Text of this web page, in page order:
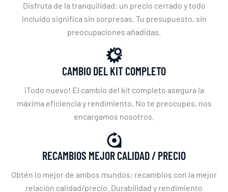
Disfruta de la tranquilidad: un precio cerrado y todo
incluido significa sin sorpresas. Tu presupuesto, sin
preocupaciones añadidas.
CAMBIO DEL KIT COMPLETO
¡Todo nuevo! El cambio del kit completo asegura la
máxima eficiencia y rendimiento. No te preocupes, nos
encargamos nosotros.
RECAMBIOS MEJOR CALIDAD / PRECIO
Obtén lo mejor de ambos mundos: recambios con la mejor
relación calidad/precio. Durabilidad y rendimiento